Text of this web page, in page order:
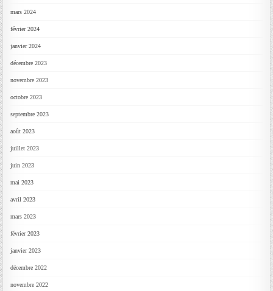
mars 2024
février 2024
janvier 2024
décembre 2023
novembre 2023
octobre 2023
septembre 2023
août 2023
juillet 2023
juin 2023
mai 2023
avril 2023
mars 2023
février 2023
janvier 2023
décembre 2022
novembre 2022